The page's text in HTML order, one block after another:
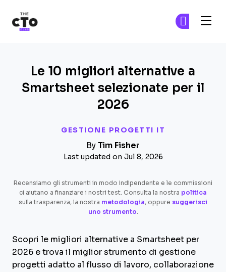
GESTIONE PROGETTI IT
Le 10 migliori alternative a
Smartsheet selezionate per il
2026
By Tim Fisher
Last updated on Jul 8, 2026
Recensiamo gli strumenti in modo indipendente e le commissioni
ci aiutano a finanziare i nostri test. Consulta la nostra politica
sulla trasparenza, la nostra metodologia, oppure suggerisci
uno strumento.
Scopri le migliori alternative a Smartsheet per
2026 e trova il miglior strumento di gestione
progetti adatto al flusso di lavoro, collaborazione